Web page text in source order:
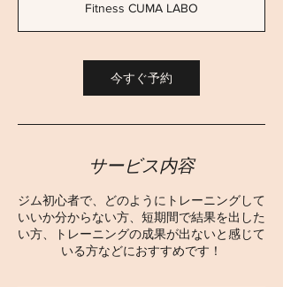
Fitness CUMA LABO
今すぐ予約
サービス内容
ジム初心者で、どのようにトレーニングして
いいか分からない方、短期間で結果を出した
い方、トレーニングの成果が出ないと感じて
いる方などにおすすめです！